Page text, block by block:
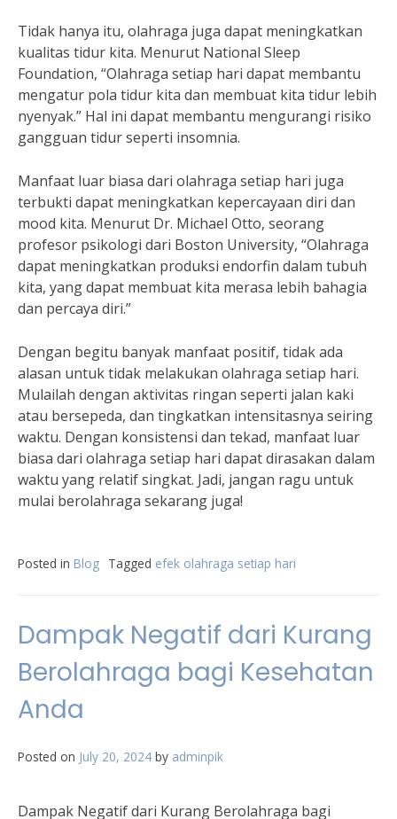
Tidak hanya itu, olahraga juga dapat meningkatkan
kualitas tidur kita. Menurut National Sleep
Foundation, “Olahraga setiap hari dapat membantu
mengatur pola tidur kita dan membuat kita tidur lebih
nyenyak.” Hal ini dapat membantu mengurangi risiko
gangguan tidur seperti insomnia.
Manfaat luar biasa dari olahraga setiap hari juga
terbukti dapat meningkatkan kepercayaan diri dan
mood kita. Menurut Dr. Michael Otto, seorang
profesor psikologi dari Boston University, “Olahraga
dapat meningkatkan produksi endorfin dalam tubuh
kita, yang dapat membuat kita merasa lebih bahagia
dan percaya diri.”
Dengan begitu banyak manfaat positif, tidak ada
alasan untuk tidak melakukan olahraga setiap hari.
Mulailah dengan aktivitas ringan seperti jalan kaki
atau bersepeda, dan tingkatkan intensitasnya seiring
waktu. Dengan konsistensi dan tekad, manfaat luar
biasa dari olahraga setiap hari dapat dirasakan dalam
waktu yang relatif singkat. Jadi, jangan ragu untuk
mulai berolahraga sekarang juga!
Posted in Blog Tagged efek olahraga setiap hari
Dampak Negatif dari Kurang
Berolahraga bagi Kesehatan
Anda
Posted on July 20, 2024 by adminpik
Dampak Negatif dari Kurang Berolahraga bagi